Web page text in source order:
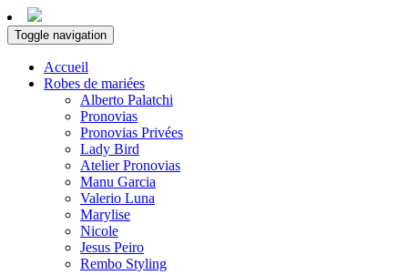
Toggle navigation
Accueil
Robes de mariées
Alberto Palatchi
Pronovias
Pronovias Privées
Lady Bird
Atelier Pronovias
Manu Garcia
Valerio Luna
Marylise
Nicole
Jesus Peiro
Rembo Styling